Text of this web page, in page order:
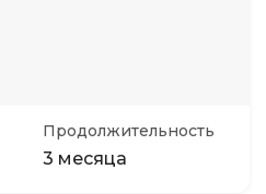
Продолжительность
3 месяца